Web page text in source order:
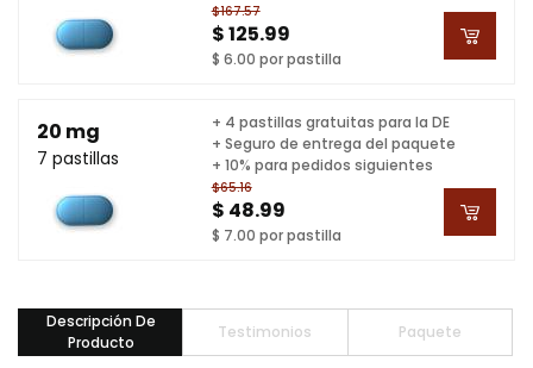
$167.57
$ 125.99
$ 6.00 por pastilla
20 mg
7 pastillas
$65.16
$ 48.99
$ 7.00 por pastilla
+ 4 pastillas gratuitas para la DE
+ Seguro de entrega del paquete
+ 10% para pedidos siguientes
Descripción De
Producto
Testimonios Paquete